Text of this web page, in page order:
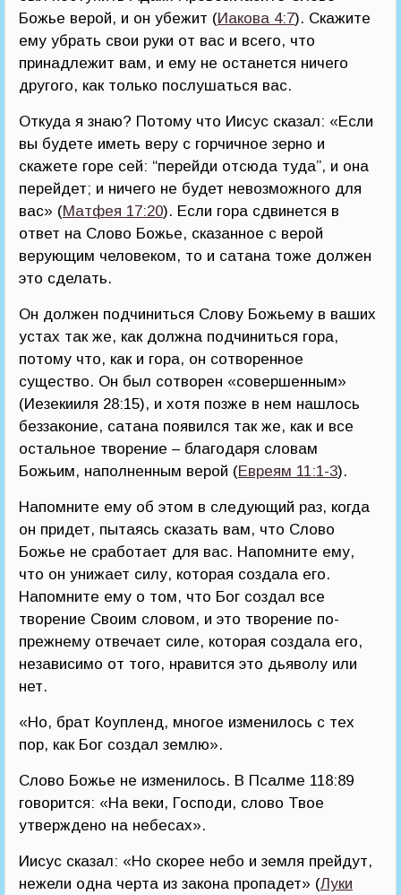
Божье верой, и он убежит (Иакова 4:7). Скажите
ему убрать свои руки от вас и всего, что
принадлежит вам, и ему не останется ничего
другого, как только послушаться вас.
Откуда я знаю? Потому что Иисус сказал: «Если
вы будете иметь веру с горчичное зерно и
скажете горе сей: “перейди отсюда туда”, и она
перейдет; и ничего не будет невозможного для
вас» (Матфея 17:20). Если гора сдвинется в
ответ на Слово Божье, сказанное с верой
верующим человеком, то и сатана тоже должен
это сделать.
Он должен подчиниться Слову Божьему в ваших
устах так же, как должна подчиниться гора,
потому что, как и гора, он сотворенное
существо. Он был сотворен «совершенным»
(Иезекииля 28:15), и хотя позже в нем нашлось
беззаконие, сатана появился так же, как и все
остальное творение – благодаря словам
Божьим, наполненным верой (Евреям 11:1-3).
Напомните ему об этом в следующий раз, когда
он придет, пытаясь сказать вам, что Слово
Божье не сработает для вас. Напомните ему,
что он унижает силу, которая создала его.
Напомните ему о том, что Бог создал все
творение Своим словом, и это творение по-
прежнему отвечает силе, которая создала его,
независимо от того, нравится это дьяволу или
нет.
«Но, брат Коупленд, многое изменилось с тех
пор, как Бог создал землю».
Слово Божье не изменилось. В Псалме 118:89
говорится: «На веки, Господи, слово Твое
утверждено на небесах».
Иисус сказал: «Но скорее небо и земля прейдут,
нежели одна черта из закона пропадет» (Луки